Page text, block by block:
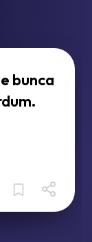
bunca